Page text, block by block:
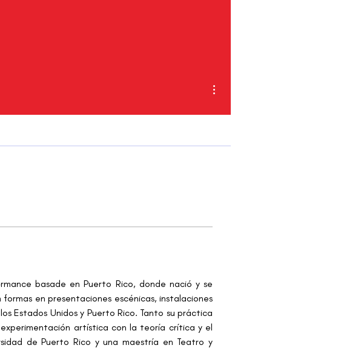
basade en Puerto Rico, donde nació y se
en presentaciones escénicas, instalaciones
Estados Unidos y Puerto Rico. Tanto su práctica
artística con la teoría crítica y el
de Puerto Rico y una maestría en Teatro y